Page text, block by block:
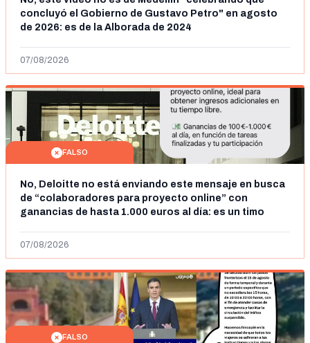
concluyó el Gobierno de Gustavo Petro" en agosto
de 2026: es de la Alborada de 2024
07/08/2026
FALSO
No, Deloitte no está enviando este mensaje en busca
de “colaboradores para proyecto online” con
ganancias de hasta 1.000 euros al día: es un timo
07/08/2026
FALSO